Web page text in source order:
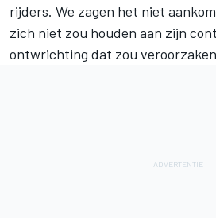
rijders. We zagen het niet
zich niet zou houden aan zijn
ontwrichting dat zou